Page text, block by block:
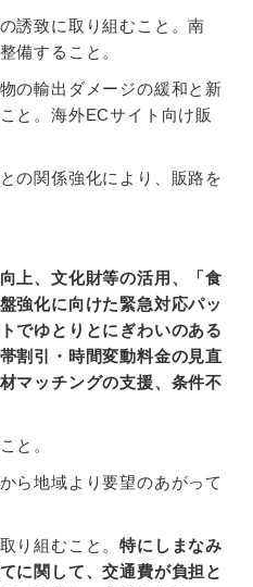
誘致に取り組むこと。南
備すること。
の輸出ダメージの緩和と新
と。海外ECサイト向け販
の関係強化により、販路を
上、文化財等の活用、「食
強化に向けた緊急対応パッ
でゆとりとにぎわいのある
割引・時間変動料金の見直
マッチングの支援、条件不
と。
ら地域より要望のあがって
り組むこと。特にしまなみ
に関して、交通費が負担と